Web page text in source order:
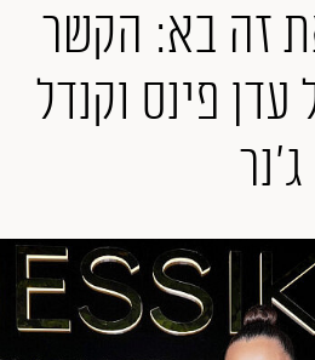
אופנה
ביוטי
סלבס
נוספים
המגזין
זה בא: הקשר
פינס וקנדל
ג'נר